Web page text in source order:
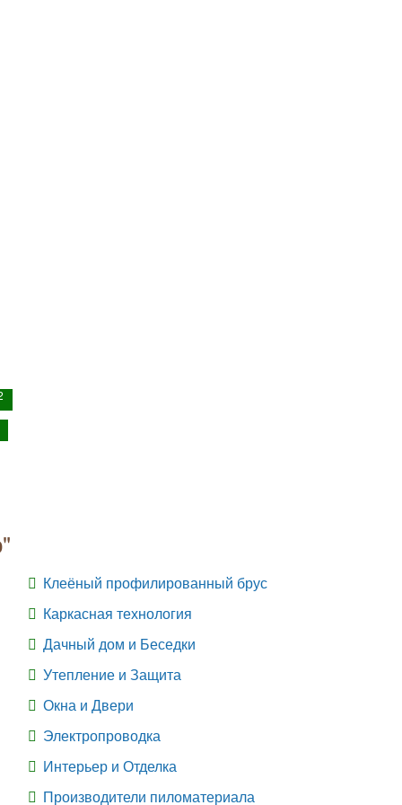
Клеёный профилированный брус
Каркасная технология
Дачный дом и Беседки
Утепление и Защита
Окна и Двери
Электропроводка
Интерьер и Отделка
Производители пиломатериала